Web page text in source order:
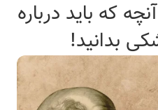
که باید درباره
بدانید!